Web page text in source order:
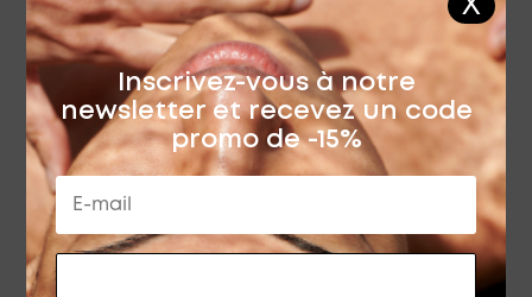
✓ Une efficacité prouvée
✓ Des emballages recyclables
ou réutilisables
✓ Un engagement éco-
responsable
En savoir plus sur la sélection.
Inscrivez-vous à notre
newsletter et recevez un code
promo de -15%
X